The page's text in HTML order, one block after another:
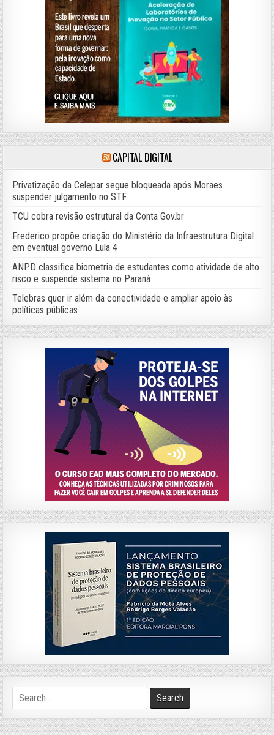
CAPITAL DIGITAL
Privatização da Celepar segue bloqueada após Moraes
suspender julgamento no STF
TCU cobra revisão estrutural da Conta Gov.br
Frederico propõe criação do Ministério da Infraestrutura Digital
em eventual governo Lula 4
ANPD classifica biometria de estudantes como atividade de alto
risco e suspende sistema no Paraná
Telebras quer ir além da conectividade e ampliar apoio às
políticas públicas
Search
for: